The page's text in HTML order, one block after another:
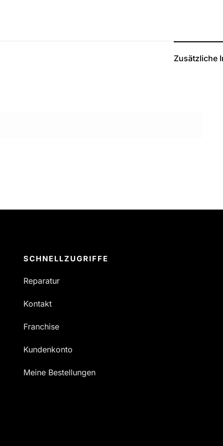
Zusätzliche
SCHNELLZUGRIFFE
Reparatur
Kontakt
Franchise
Kundenkonto
Meine Bestellungen